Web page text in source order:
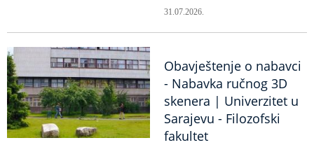
31.07.2026.
Obavještenje o nabavci
- Nabavka ručnog 3D
skenera | Univerzitet u
Sarajevu - Filozofski
fakultet